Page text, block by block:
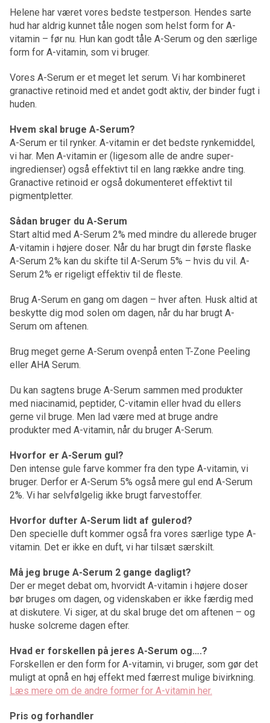
Helene har været vores bedste testperson. Hendes sarte
hud har aldrig kunnet tåle nogen som helst form for A-
vitamin – før nu. Hun kan godt tåle A-Serum og den særlige
form for A-vitamin, som vi bruger.
Vores A-Serum er et meget let serum. Vi har kombineret
granactive retinoid med et andet godt aktiv, der binder fugt i
huden.
Hvem skal bruge A-Serum?
A-Serum er til rynker. A-vitamin er det bedste rynkemiddel,
vi har. Men A-vitamin er (ligesom alle de andre super-
ingredienser) også effektivt til en lang række andre ting.
Granactive retinoid er også dokumenteret effektivt til
pigmentpletter.
Sådan bruger du A-Serum
Start altid med A-Serum 2% med mindre du allerede bruger
A-vitamin i højere doser. Når du har brugt din første flaske
A-Serum 2% kan du skifte til A-Serum 5% – hvis du vil. A-
Serum 2% er rigeligt effektiv til de fleste.
Brug A-Serum en gang om dagen – hver aften. Husk altid at
beskytte dig mod solen om dagen, når du har brugt A-
Serum om aftenen.
Brug meget gerne A-Serum ovenpå enten T-Zone Peeling
eller AHA Serum.
Du kan sagtens bruge A-Serum sammen med produkter
med niacinamid, peptider, C-vitamin eller hvad du ellers
gerne vil bruge. Men lad være med at bruge andre
produkter med A-vitamin, når du bruger A-Serum.
Hvorfor er A-Serum gul?
Den intense gule farve kommer fra den type A-vitamin, vi
bruger. Derfor er A-Serum 5% også mere gul end A-Serum
2%. Vi har selvfølgelig ikke brugt farvestoffer.
Hvorfor dufter A-Serum lidt af gulerod?
Den specielle duft kommer også fra vores særlige type A-
vitamin. Det er ikke en duft, vi har tilsæt særskilt.
Må jeg bruge A-Serum 2 gange dagligt?
Der er meget debat om, hvorvidt A-vitamin i højere doser
bør bruges om dagen, og videnskaben er ikke færdig med
at diskutere. Vi siger, at du skal bruge det om aftenen – og
huske solcreme dagen efter.
Hvad er forskellen på jeres A-Serum og….?
Forskellen er den form for A-vitamin, vi bruger, som gør det
muligt at opnå en høj effekt med færrest mulige bivirkning.
Læs mere om de andre former for A-vitamin her.
Pris og forhandler